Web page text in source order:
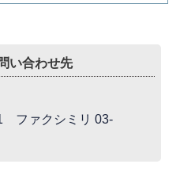
い合わせ先
ファクシミリ 03-